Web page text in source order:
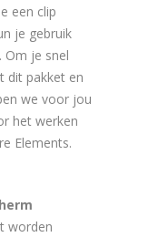
een clip
je gebruik
Om je snel
dit pakket en
we voor jou
het werken
Elements.
worden